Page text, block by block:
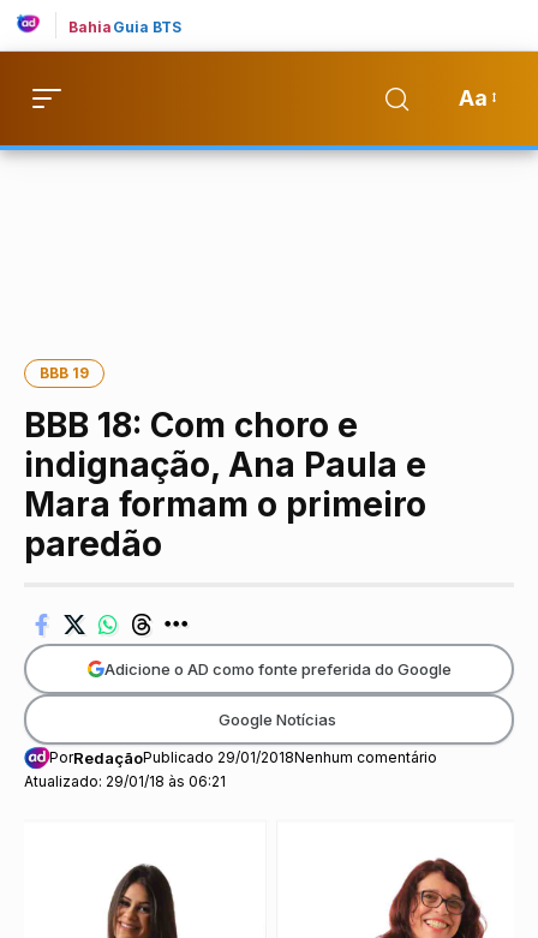
Bahia Guia BTS
Aa
BBB 19
BBB 18: Com choro e
indignação, Ana Paula e
Mara formam o primeiro
paredão
Atualizado: 29/01/18 às 06:21
PorRedaçãoPublicado 29/01/2018Nenhum comentário
Adicione o AD como fonte preferida do Google
Google Notícias